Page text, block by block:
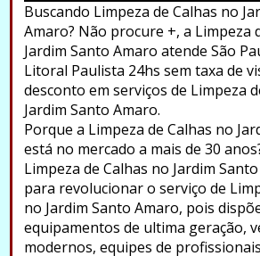
Buscando Limpeza de Calhas no
Amaro? Não procure +, a Limpeza
Jardim Santo Amaro atende São
Litoral Paulista 24hs sem taxa de
desconto em serviços de Limpeza
Jardim Santo Amaro.
Porque a Limpeza de Calhas no
está no mercado a mais de 30
Limpeza de Calhas no Jardim
para revolucionar o serviço de
no Jardim Santo Amaro, pois
equipamentos de ultima geração,
modernos, equipes de